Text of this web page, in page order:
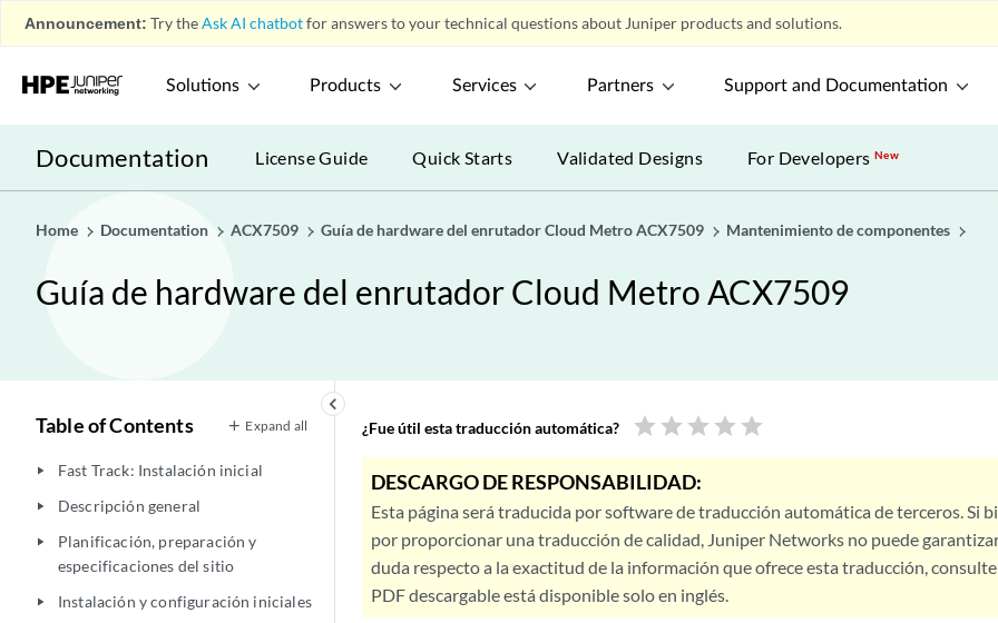
Announcement: Try theAsk AI chatbotfor answers to your technical questions about Juniper products and solutions.
Solutions Products Services Partners Support and Documentation
Documentation License Guide Quick Starts Validated Designs For DevelopersNew
Home Documentation ACX7509 Guía de hardware del enrutador Cloud Metro ACX7509 Mantenimiento de componentes
Guía de hardware del enrutador Cloud Metro ACX7509
keyboard_arrow_left
Table of Contents Expand all
play_arrow Fast Track: Instalación inicial
play_arrow Descripción general
play_arrow
Planificación, preparación y
especificaciones del sitio
play_arrow Instalación y configuración iniciales
¿Fue útil esta traducción automática? star star star star star
DESCARGO DE RESPONSABILIDAD:
Esta página será traducida por software de traducción automática de terceros. Si
por proporcionar una traducción de calidad, Juniper Networks no puede
duda respecto a la exactitud de la información que ofrece esta traducción,
PDF descargable está disponible solo en inglés.